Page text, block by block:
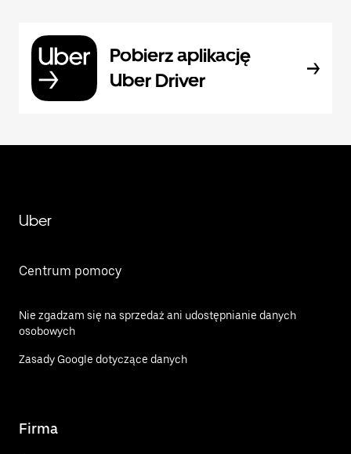
Pobierz aplikację
Uber Driver
Uber
Centrum pomocy
Nie zgadzam się na sprzedaż ani udostępnianie danych
osobowych
Zasady Google dotyczące danych
Firma